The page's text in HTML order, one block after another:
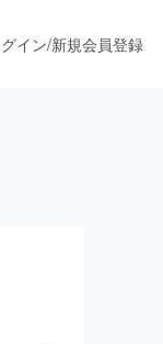
イン/新規会員登録